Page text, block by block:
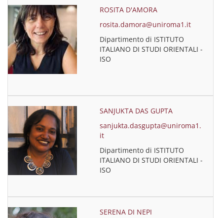
ROSITA D'AMORA
rosita.damora@uniroma1.it
Dipartimento di ISTITUTO
ITALIANO DI STUDI ORIENTALI -
ISO
SANJUKTA DAS GUPTA
sanjukta.dasgupta@uniroma1.
it
Dipartimento di ISTITUTO
ITALIANO DI STUDI ORIENTALI -
ISO
SERENA DI NEPI